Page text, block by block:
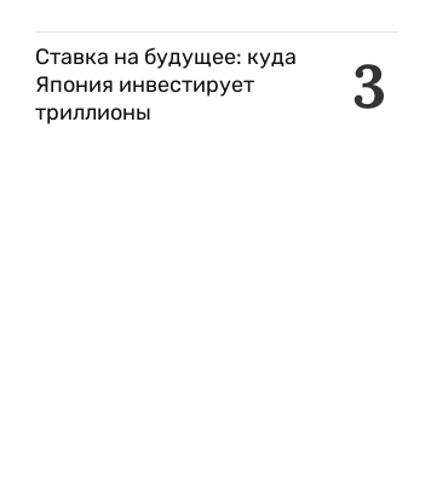
3
Ставка на будущее: куда
Япония инвестирует
триллионы